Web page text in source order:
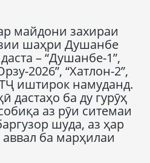
майдони захираи
шаҳри Душанбе
– “Душанбе-1”,
2026”, “Хатлон-2”,
иштирок намуданд.
дастаҳо ба ду гурӯҳ
аз рӯи ситемаи
шуда, аз ҳар
аввал ба марҳилаи